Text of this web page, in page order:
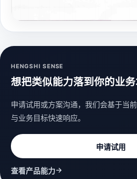
HENGSHI SENSE
想把类似能力落到你的业务
申请试用或方案沟通，我们会基于当
与业务目标快速响应。
申请试用
查看产品能力→